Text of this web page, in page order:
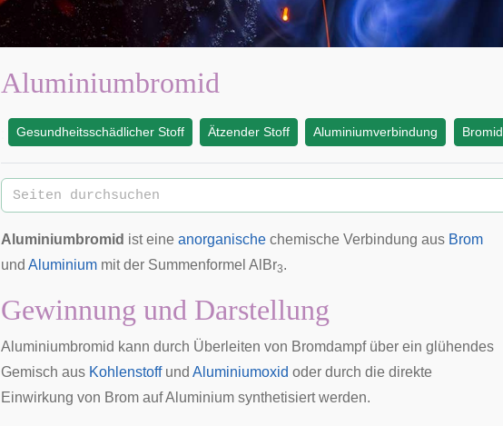
Aluminiumbromid
Gesundheitsschädlicher Stoff Ätzender Stoff Aluminiumverbindung Bromid
Aluminiumbromid ist eine anorganische chemische Verbindung aus Brom
und Aluminium mit der Summenformel AlBr3.
Gewinnung und Darstellung
Aluminiumbromid kann durch Überleiten von Bromdampf über ein glühendes
Gemisch aus Kohlenstoffund Aluminiumoxid oder durch die direkte
Einwirkung von Brom auf Aluminium synthetisiert werden.